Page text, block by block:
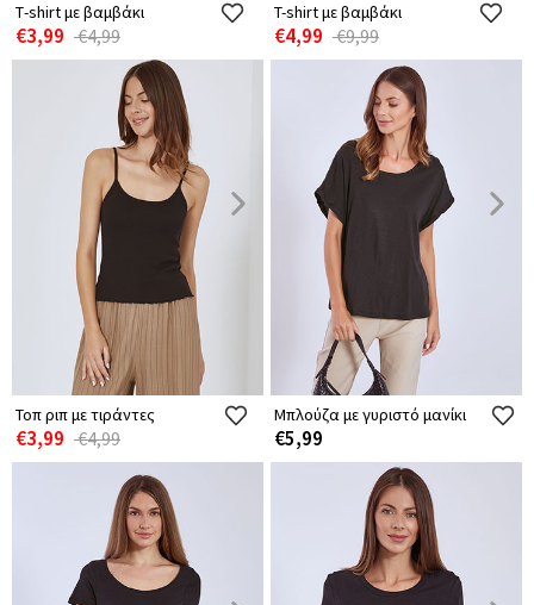
Τ-shirt με βαμβάκι
€3,99 €4,99
T-shirt με βαμβάκι
€4,99 €9,99
Τοπ ριπ με τιράντες
€3,99 €4,99
Μπλούζα με γυριστό μανίκι
€5,99